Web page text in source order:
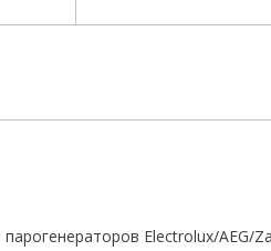
Electrolux/AEG/